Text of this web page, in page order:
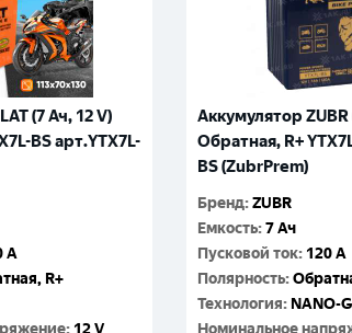
(7 Ач, 12 V)
BS арт.YTX7L-
A
R+
: 12 V
Аккумулятор ZUBR
Обратная, R+
BS (ZubrPrem)
Бренд:ZUBR
Емкость:7 Ач
Пусковой ток: 120 A
Полярность:
Технология: NANO-
Номинальное